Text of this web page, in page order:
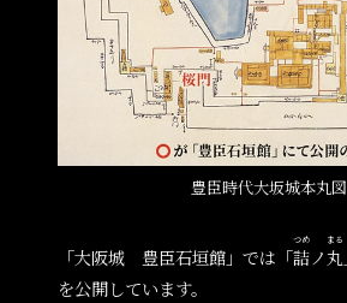
豊臣時代大坂城本丸図
「大阪城 豊臣石垣館」では「詰
つめ
ノ 丸
まる
を公開しています。